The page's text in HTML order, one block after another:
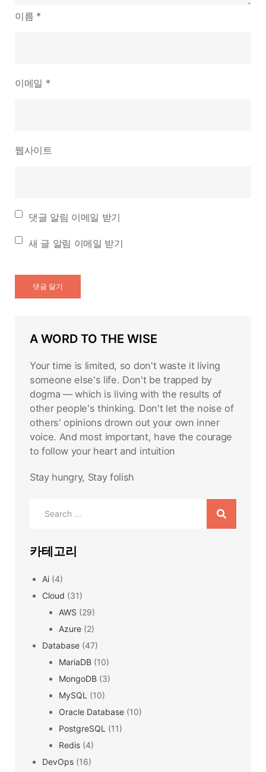
이름 *
이메일 *
웹사이트
댓글 알림 이메일 받기
새 글 알림 이메일 받기
A WORD TO THE WISE
Your time is limited, so don't waste it living
someone else's life. Don't be trapped by
dogma — which is living with the results of
other people's thinking. Don't let the noise of
others' opinions drown out your own inner
voice. And most important, have the courage
to follow your heart and intuition
Stay hungry, Stay folish
카테고리
Ai (4)
Cloud (31)
AWS (29)
Azure (2)
Database (47)
MariaDB (10)
MongoDB (3)
MySQL (10)
Oracle Database (10)
PostgreSQL (11)
Redis (4)
DevOps (16)